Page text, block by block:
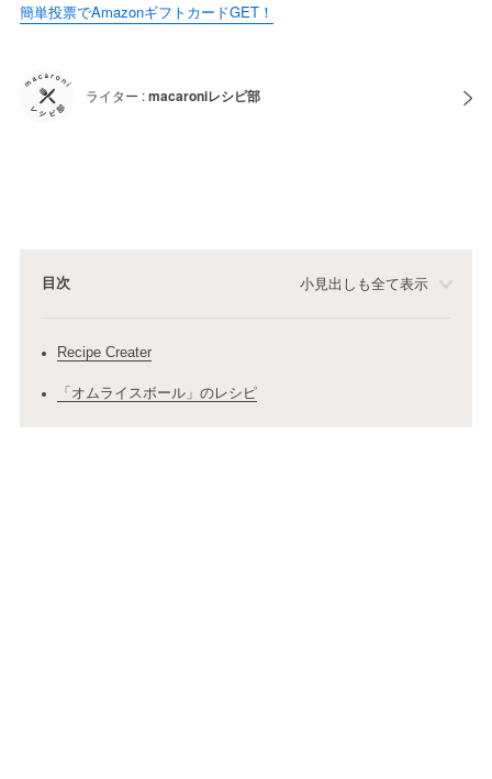
簡単投票でAmazonギフトカードGET！
ライター :macaroniレシピ部
目次 小見出しも全て表示
Recipe Creater
「オムライスボール」のレシピ